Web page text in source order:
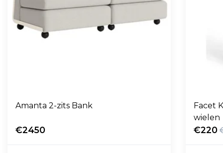
Amanta 2-zits Bank
€2450
Facet
wielen
€220